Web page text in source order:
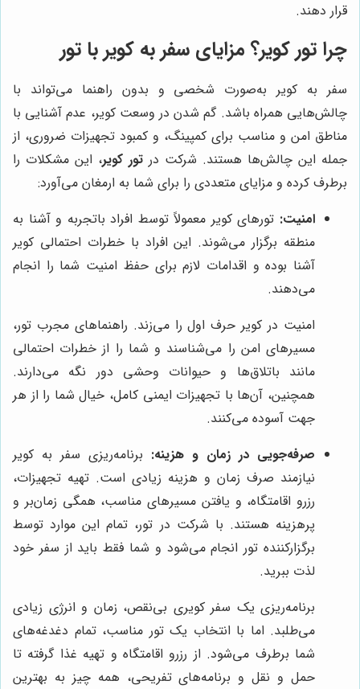
قرار دهند.
چرا تور کویر؟ مزایای سفر به کویر با تور
سفر به کویر به‌صورت شخصی و بدون راهنما می‌تواند با
چالش‌هایی همراه باشد. گم شدن در وسعت کویر، عدم آشنایی با
مناطق امن و مناسب برای کمپینگ، و کمبود تجهیزات ضروری، از
جمله این چالش‌ها هستند. شرکت در تور کویر، این مشکلات را
برطرف کرده و مزایای متعددی را برای شما به ارمغان می‌آورد:
امنیت: تورهای کویر معمولاً توسط افراد باتجربه و آشنا به
منطقه برگزار می‌شوند. این افراد با خطرات احتمالی کویر
آشنا بوده و اقدامات لازم برای حفظ امنیت شما را انجام
می‌دهند.
امنیت در کویر حرف اول را می‌زند. راهنماهای مجرب تور،
مسیرهای امن را می‌شناسند و شما را از خطرات احتمالی
مانند باتلاق‌ها و حیوانات وحشی دور نگه می‌دارند.
همچنین، آن‌ها با تجهیزات ایمنی کامل، خیال شما را از هر
جهت آسوده می‌کنند.
صرفه‌جویی در زمان و هزینه: برنامه‌ریزی سفر به کویر
نیازمند صرف زمان و هزینه زیادی است. تهیه تجهیزات،
رزرو اقامتگاه، و یافتن مسیرهای مناسب، همگی زمان‌بر و
پرهزینه هستند. با شرکت در تور، تمام این موارد توسط
برگزارکننده تور انجام می‌شود و شما فقط باید از سفر خود
لذت ببرید.
برنامه‌ریزی یک سفر کویری بی‌نقص، زمان و انرژی زیادی
می‌طلبد. اما با انتخاب یک تور مناسب، تمام دغدغه‌های
شما برطرف می‌شود. از رزرو اقامتگاه و تهیه غذا گرفته تا
حمل و نقل و برنامه‌های تفریحی، همه چیز به بهترین